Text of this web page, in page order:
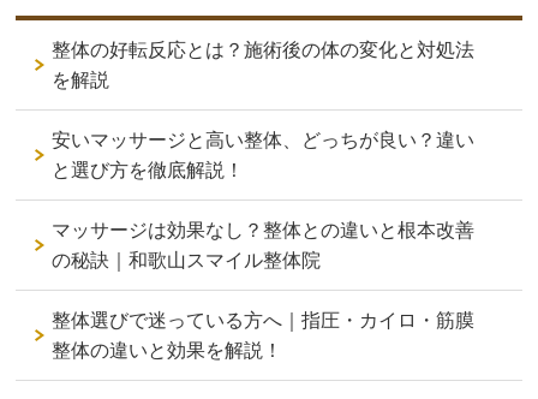
整体の好転反応とは？施術後の体の変化と対処法
を解説
安いマッサージと高い整体、どっちが良い？違い
と選び方を徹底解説！
マッサージは効果なし？整体との違いと根本改善
の秘訣｜和歌山スマイル整体院
整体選びで迷っている方へ｜指圧・カイロ・筋膜
整体の違いと効果を解説！